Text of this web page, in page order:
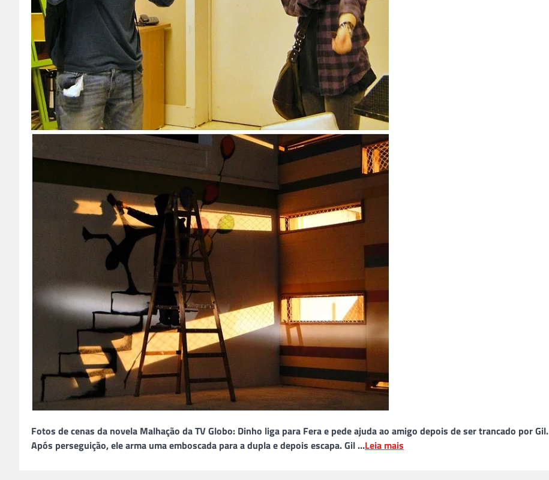
Fotos de cenas da novela Malhação da TV Globo: Dinho liga para Fera e pede ajuda ao amigo depois de ser trancado por Gil.
Após perseguição, ele arma uma emboscada para a dupla e depois escapa. Gil …Leia mais